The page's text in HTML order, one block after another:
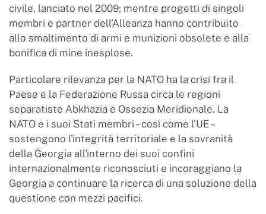
civile, lanciato nel 2009; mentre progetti di singoli
membri e partner dell’Alleanza hanno contribuito
allo smaltimento di armi e munizioni obsolete e alla
bonifica di mine inesplose.
Particolare rilevanza per la NATO ha la crisi fra il
Paese e la Federazione Russa circa le regioni
separatiste Abkhazia e Ossezia Meridionale. La
NATO e i suoi Stati membri – così come l’UE –
sostengono l'integrità territoriale e la sovranità
della Georgia all'interno dei suoi confini
internazionalmente riconosciuti e incoraggiano la
Georgia a continuare la ricerca di una soluzione della
questione con mezzi pacifici.